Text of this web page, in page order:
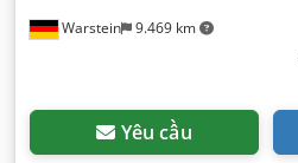
Warstein 9.469 km
Yêu cầu